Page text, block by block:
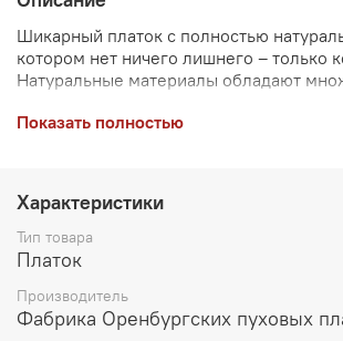
Шикарный платок с полностью
котором нет ничего лишнего – только
Натуральные материалы обладают
является одним из самых
благодаря большому размеру платок
с плеч мягкими складками. Тактильно
приятный, нежный и шелковистый,
выбирают ценители комфорта и
Показать полностью
Характеристики
Тип товара
Платок
Производитель
Фабрика Оренбургских пуховых